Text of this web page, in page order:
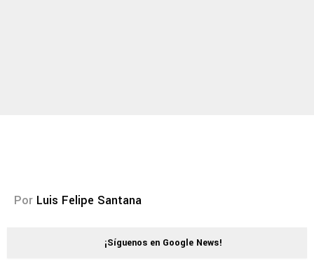
Por Luis Felipe Santana
¡Síguenos en Google News!